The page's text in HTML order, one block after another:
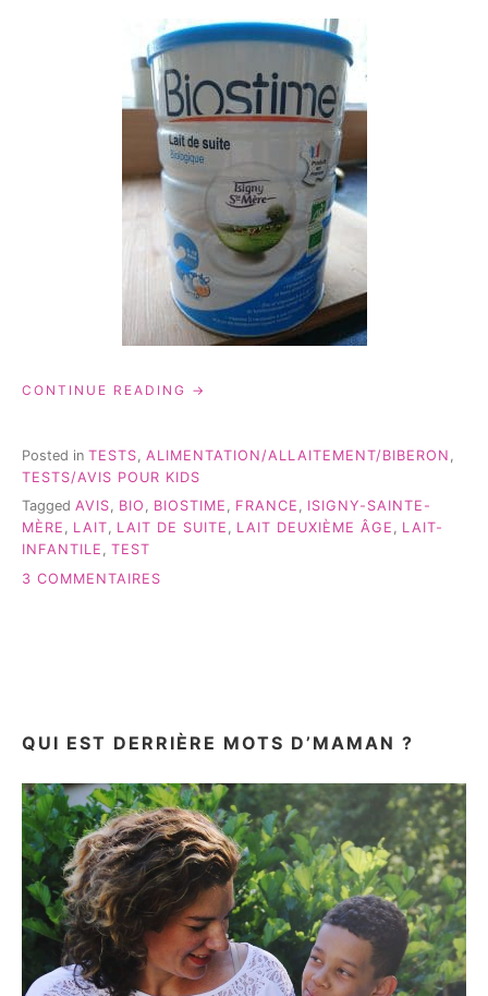
CONTINUE READING « BIOSTIME:
TESTÉ
LEUR
DE
SUITE
Posted in TESTS ALIMENTATION/ALLAITEMENT/BIBERON
TESTS/AVIS POUR KIDS
Tagged AVIS, BIO , BIOSTIME , FRANCE , ISIGNY-SAINTE-
MÈRE , LAIT, LAIT DE SUITE , LAIT DEUXIÈME ÂGE , LAIT-
INFANTILE , TEST
3 COMMENTAIRES
DE
SUITE
QUI EST DERRIÈRE MOTS D’MAMAN ?